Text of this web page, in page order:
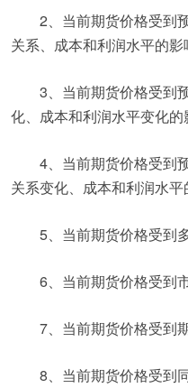
2、当前期货价格受到
关系、成本和利润水平的影
3、当前期货价格受到
化、成本和利润水平变化的
4、当前期货价格受到
关系变化、成本和利润水平
5、当前期货价格受到
6、当前期货价格受到
7、当前期货价格受到
8、当前期货价格受到